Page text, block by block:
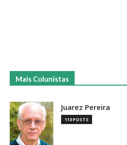
Mais Colunistas
Juarez Pereira
113 POSTS